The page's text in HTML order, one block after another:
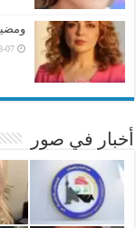
07
أخبار في صور